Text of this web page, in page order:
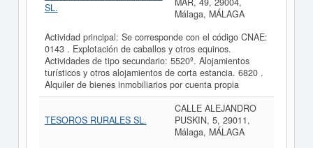
SL.
Málaga, MÁLAGA
Actividad principal: Se corresponde con el código CNAE:
0143 . Explotación de caballos y otros equinos.
Actividades de tipo secundario: 5520º. Alojamientos
turísticos y otros alojamientos de corta estancia. 6820 .
Alquiler de bienes inmobiliarios por cuenta propia
TESOROS RURALES SL.
CALLE ALEJANDRO
PUSKIN, 5, 29011,
Málaga, MÁLAGA